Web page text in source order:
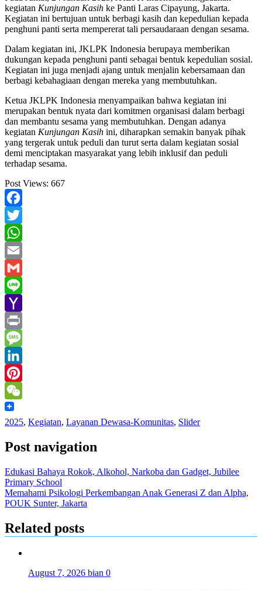
kegiatan Kunjungan Kasih ke Panti Laras Cipayung, Jakarta.
Kegiatan ini bertujuan untuk berbagi kasih dan kepedulian kepada
penghuni panti serta mempererat tali persaudaraan dengan sesama.
Dalam kegiatan ini, JKLPK Indonesia berupaya memberikan
dukungan kepada penghuni panti sebagai bentuk kepedulian sosial.
Kegiatan ini juga menjadi ajang untuk menjalin kebersamaan dan
berbagi kebahagiaan dengan mereka yang membutuhkan.
Ketua JKLPK Indonesia menyampaikan bahwa kegiatan ini
merupakan bentuk nyata dari komitmen organisasi dalam berbagi
dan membantu sesama yang membutuhkan. Dengan adanya
kegiatan Kunjungan Kasih ini, diharapkan semakin banyak pihak
yang tergerak untuk peduli dan turut serta dalam kegiatan sosial
demi menciptakan masyarakat yang lebih inklusif dan peduli
terhadap sesama.
Post Views: 667
Facebook
Twitter
WhatsApp
Email
Gmail
Line
Yahoo
Mail
Print
Message
LinkedIn
Pinterest
WeChat
2025, Kegiatan, Layanan Dewasa-Komunitas, Slider
Post navigation
Edukasi Bahaya Rokok, Alkohol, Narkoba dan Gadget, Jubilee
Primary School
Memahami Psikologi Perkembangan Anak Generasi Z dan Alpha,
POUK Sunter, Jakarta
Related posts
August 7, 2026 bian 0